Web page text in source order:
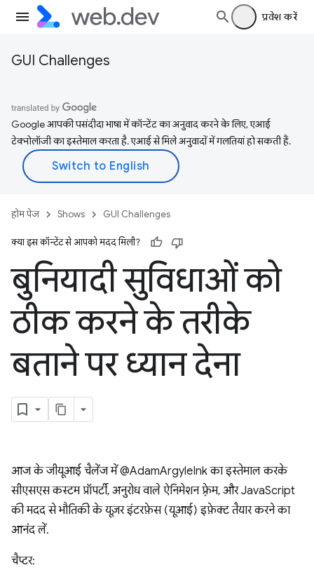
प्रवेश करें
GUI Challenges
Google आपकी पसंदीदा भाषा में कॉन्टेंट का अनुवाद करने के लिए, एआई
टेक्नोलॉजी का इस्तेमाल करता है. एआई से मिले अनुवादों में गलतियां हो सकती हैं.
होम पेज Shows GUI Challenges
क्या इस कॉन्टेंट से आपको मदद मिली?
बुनियादी सुविधाओं को
ठीक करने के तरीके
बताने पर ध्यान देना
आज के जीयूआई चैलेंज में @AdamArgyleInk का इस्तेमाल करके
सीएसएस कस्टम प्रॉपर्टी, अनुरोध वाले ऐनिमेशन फ़्रेम, और JavaScript
की मदद से भौतिकी के यूज़र इंटरफ़ेस (यूआई) इफ़ेक्ट तैयार करने का
आनंद लें.
चैप्टर: